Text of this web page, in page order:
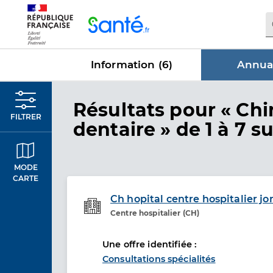
Information (6)
FILTRER
MODE
CARTE
Résultats dans
pour «
dentaire » de 1 à 7
Ch hopital centre hospitalier
Centre hospitalier (CH)
Etablissement de soins
Une offre identifiée :
Consultations spécialités
Panneau de gestion des cookies